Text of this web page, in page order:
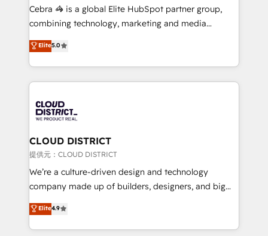
boost with a new HubSpot site Recognized leaders:
🏆 HubSpot Platform Migration Impact Award 🏆
Inbound Campaign of the Year 🏆 Gold AVA Digital
Award for Best Website 🌟 Accreditations: CRM
Cebra 🦓 is a global Elite HubSpot partner group,
combining technology, marketing and media
expertise across Latin America and Southern
Europe, with teams across 7 countries. Born in Chile,
we combine local insight with international reach to
help businesses grow through technology, creativity,
500+ HubSpot implementations, building end-to-
end solutions that integrate CRM, AI automation,
inbound and loop marketing, content, and digital
creativity. Our multicultural team works in Spanish,
Portuguese, and English to design scalable strategies
that drive measurable growth. 🌎 Highlights: • 10+
Platform Migration Excellence. • Top 3 Partner of the
Year LATAM 2022, 2023, 2024, 2025. • Partner of the
Elite5.0
CLOUD DISTRICT
提供元：CLOUD DISTRICT
We’re a culture-driven design and technology
company made up of builders, designers, and big
thinkers. We blend strategy, design, and
development—always fueled by curiosity—to turn
ideas, opportunities, and challenges into meaningful
Elite4.9